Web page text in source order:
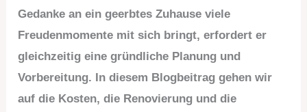
Gedanke an ein geerbtes Zuhause viele
Freudenmomente mit sich bringt, erfordert er
gleichzeitig eine gründliche Planung und
Vorbereitung. In diesem Blogbeitrag gehen wir
auf die Kosten, die Renovierung und die